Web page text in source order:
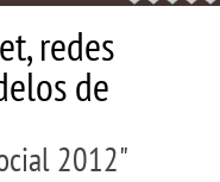
redes
de
2012"